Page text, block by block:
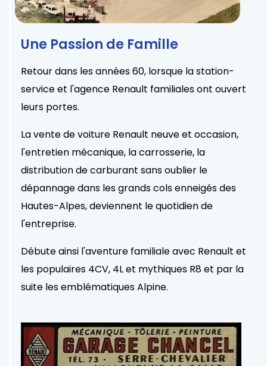
Une Passion de Famille
Retour dans les années 60, lorsque la station-
service et l'agence Renault familiales ont ouvert
leurs portes.
La vente de voiture Renault neuve et occasion,
l'entretien mécanique, la carrosserie, la
distribution de carburant sans oublier le
dépannage dans les grands cols enneigés des
Hautes-Alpes, deviennent le quotidien de
l'entreprise.
Débute ainsi l'aventure familiale avec Renault et
les populaires 4CV, 4L et mythiques R8 et par la
suite les emblématiques Alpine.